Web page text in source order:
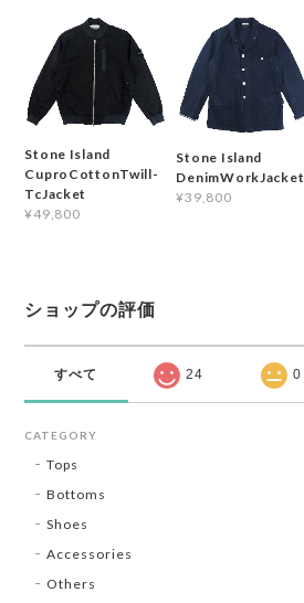
Stone Island
CuproCottonTwill-
TcJacket
¥49,800
Stone Island
DenimWorkJacket
¥39,800
ショップの評価
すべて 24 0
CATEGORY
Tops
Bottoms
Shoes
Accessories
Others